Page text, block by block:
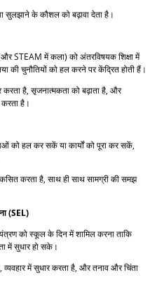
सुलझाने के कौशल को बढ़ावा देता है।
(और STEAM में कला) को अंतरविषयक शिक्षा में
की चुनौतियों को हल करने पर केंद्रित होती हैं।
करता है, सृजनात्मकता को बढ़ाता है, और
है।
को हल कर सकें या कार्यों को पूरा कर सकें,
करता है, साथ ही साथ सामग्री की समझ
(SEL)
को स्कूल के दिन में शामिल करना ताकि
में सुधार हो सके।
व्यवहार में सुधार करता है, और तनाव और चिंता